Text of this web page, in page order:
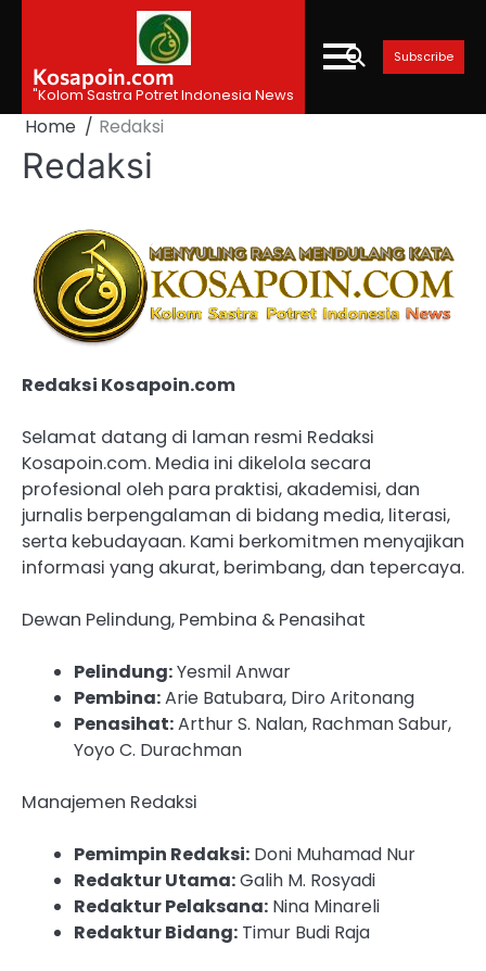
contentKosapoin.com
"Kolom Sastra Potret Indonesia News
Subscribe
Home Redaksi
Redaksi
Redaksi Kosapoin.com
Selamat datang di laman resmi Redaksi
Kosapoin.com. Media ini dikelola secara
profesional oleh para praktisi, akademisi, dan
jurnalis berpengalaman di bidang media, literasi,
serta kebudayaan. Kami berkomitmen menyajikan
informasi yang akurat, berimbang, dan tepercaya.
Dewan Pelindung, Pembina & Penasihat
Pelindung:Yesmil Anwar
Pembina:Arie Batubara, Diro Aritonang
Penasihat:Arthur S. Nalan, Rachman Sabur,
Yoyo C. Durachman
Manajemen Redaksi
Pemimpin Redaksi: Doni Muhamad Nur
Redaktur Utama:Galih M. Rosyadi
Redaktur Pelaksana: Nina Minareli
Redaktur Bidang: Timur Budi Raja